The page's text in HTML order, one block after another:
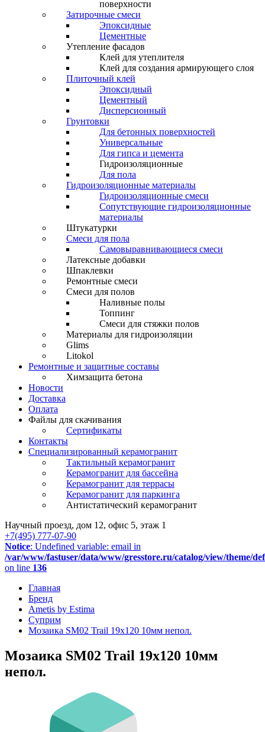
поверхности
Затирочные смеси
Эпоксидные
Цементные
Утепление фасадов
Клей для утеплителя
Клей для создания армирующего слоя
Плиточный клей
Эпоксидный
Цементный
Дисперсионный
Грунтовки
Для бетонных поверхностей
Универсальные
Для гипса и цемента
Гидроизоляционные
Для пола
Гидроизоляционные материалы
Гидроизоляционные смеси
Сопутствующие гидроизоляционные
материалы
Штукатурки
Смеси для пола
Самовыравнивающиеся смеси
Латексные добавки
Шпаклевки
Ремонтные смеси
Смеси для полов
Наливные полы
Топпинг
Смеси для стяжки полов
Материалы для гидроизоляции
Glims
Litokol
Ремонтные и защитные составы
Химзащита бетона
Новости
Доставка
Оплата
Файлы для скачивания
Сертификаты
Контакты
Специализированный керамогранит
Тактильный керамогранит
Керамогранит для бассейна
Керамогранит для террасы
Керамогранит для паркинга
Антистатический керамогранит
Научный проезд, дом 12, офис 5, этаж 1
+7(495) 777-07-90
Notice: Undefined variable: email in
/var/www/fastuser/data/www/gresstore.ru/catalog/view/theme/
on line 136
Главная
Бренд
Ametis by Estima
Суприм
Мозаика SM02 Trail 19x120 10мм непол.
Мозаика SM02 Trail 19x120 10мм
непол.